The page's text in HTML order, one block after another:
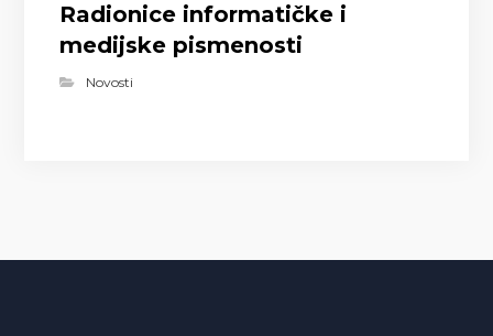
Radionice informatičke i
medijske pismenosti
Novosti